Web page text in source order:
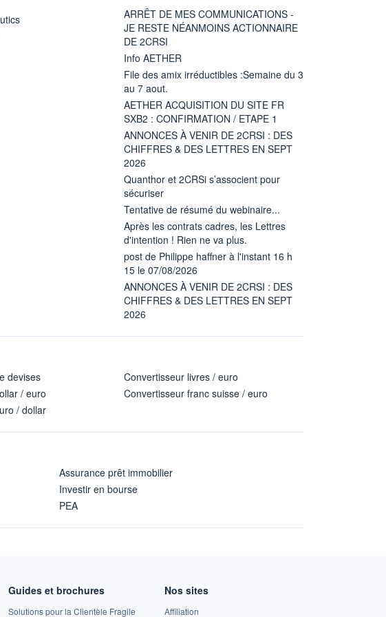
ARRÊT DE MES COMMUNICATIONS -
JE RESTE NÉANMOINS ACTIONNAIRE
DE 2CRSI
Info AETHER
File des amix irréductibles :Semaine du 3
au 7 aout.
AETHER ACQUISITION DU SITE FR
SXB2 : CONFIRMATION / ETAPE 1
ANNONCES À VENIR DE 2CRSI : DES
CHIFFRES & DES LETTRES EN SEPT
2026
Quanthor et 2CRSi s’associent pour
sécuriser
Tentative de résumé du webinaire...
Après les contrats cadres, les Lettres
d'intention ! Rien ne va plus.
post de Philippe haffner à l'instant 16 h
15 le 07/08/2026
ANNONCES À VENIR DE 2CRSI : DES
CHIFFRES & DES LETTRES EN SEPT
2026
devises
/ euro
/ dollar
Convertisseur livres / euro
Convertisseur franc suisse / euro
Assurance prêt immobilier
Investir en bourse
PEA
Guides et brochures
Solutions pour la Clientèle Fragile
Nos sites
Affiliation